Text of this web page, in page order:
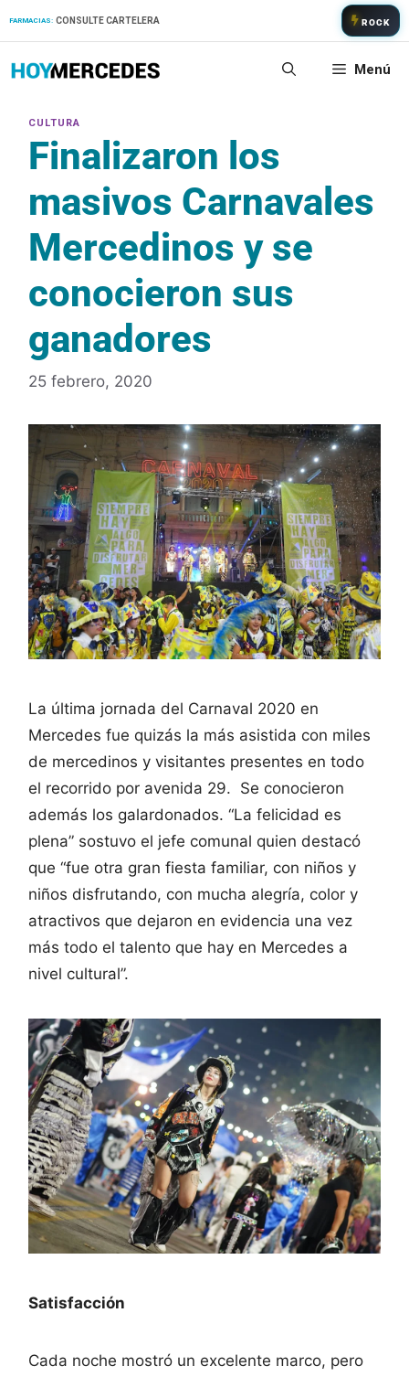
FARMACIAS: CONSULTE CARTELERA ROCK
Menú
Finalizaron los
masivos Carnavales
Mercedinos y se
conocieron sus
ganadores
25 febrero, 2020
La última jornada del Carnaval 2020 en
Mercedes fue quizás la más asistida con miles
de mercedinos y visitantes presentes en todo
el recorrido por avenida 29. Se conocieron
además los galardonados. “La felicidad es
plena” sostuvo el jefe comunal quien destacó
que “fue otra gran fiesta familiar, con niños y
niños disfrutando, con mucha alegría, color y
atractivos que dejaron en evidencia una vez
más todo el talento que hay en Mercedes a
nivel cultural”.
Satisfacción
Cada noche mostró un excelente marco, pero